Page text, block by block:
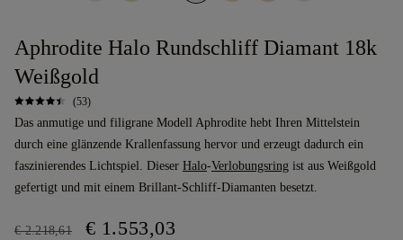
Aphrodite Halo Rundschliff Diamant 18k
Weißgold
(53)
Das anmutige und filigrane Modell Aphrodite hebt Ihren Mittelstein
durch eine glänzende Krallenfassung hervor und erzeugt dadurch ein
faszinierendes Lichtspiel. Dieser Halo-Verlobungsring ist aus Weißgold
gefertigt und mit einem Brillant-Schliff-Diamanten besetzt.
€ 2.218,61 € 1.553,03